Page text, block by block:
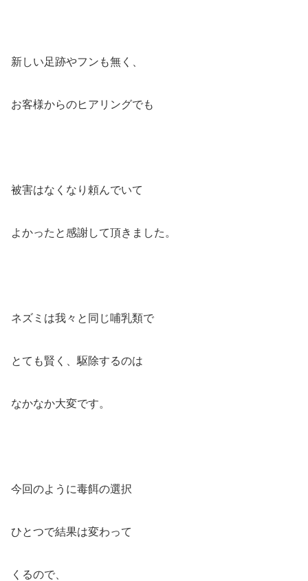
新しい足跡やフンも無く、
お客様からのヒアリングでも
被害はなくなり頼んでいて
よかったと感謝して頂きました。
ネズミは我々と同じ哺乳類で
とても賢く、駆除するのは
なかなか大変です。
今回のように毒餌の選択
ひとつで結果は変わって
くるので、